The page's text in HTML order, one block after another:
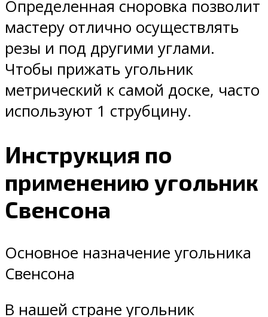
Определенная сноровка позволит
мастеру отлично осуществлять
резы и под другими углами.
Чтобы прижать угольник
метрический к самой доске, часто
используют 1 струбцину.
Инструкция по
применению угольник
Свенсона
Основное назначение угольника
Свенсона
В нашей стране угольник